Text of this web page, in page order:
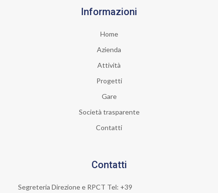
Informazioni
Home
Azienda
Attività
Progetti
Gare
Società trasparente
Contatti
Contatti
Segreteria Direzione e RPCT Tel: +39